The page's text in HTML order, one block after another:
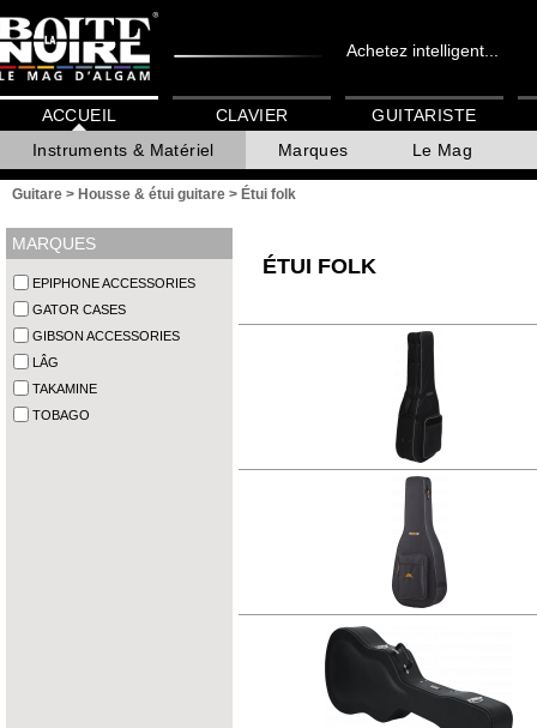
Achetez intelligent...
ACCUEIL
Instruments & Matériel
Marques Le Mag
CLAVIER GUITARISTE
Guitare > Housse & étui guitare > Étui folk
MARQUES
EPIPHONE ACCESSORIES
GATOR CASES
GIBSON ACCESSORIES
LÂG
TAKAMINE
TOBAGO
ÉTUI FOLK